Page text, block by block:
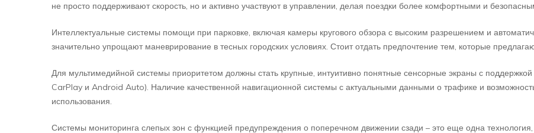
не просто поддерживают скорость, но и активно участвуют в управлении, делая поездки более комфортными и
Интеллектуальные системы помощи при парковке, включая камеры кругового обзора с высоким разрешением и
значительно упрощают маневрирование в тесных городских условиях. Стоит отдать предпочтение тем, которые
Для мультимедийной системы приоритетом должны стать крупные, интуитивно понятные сенсорные экраны с
CarPlay и Android Auto). Наличие качественной навигационной системы с актуальными данными о трафике и
использования.
Системы мониторинга слепых зон с функцией предупреждения о поперечном движении сзади – это еще одна